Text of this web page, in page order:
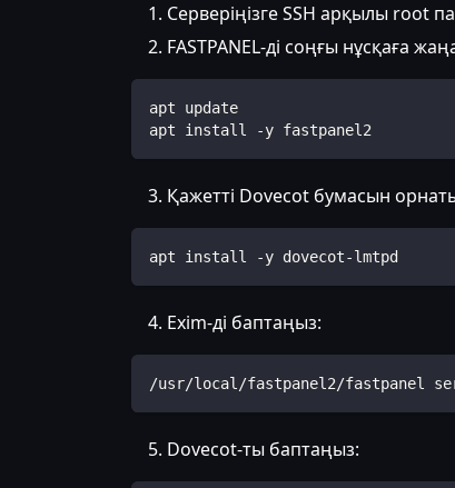
Серверіңізге SSH арқылы root
FASTPANEL-ді соңғы нұсқаға
apt update
apt install -y fastpanel2
Қажетті Dovecot бумасын
apt install -y dovecot-lmtpd
Exim-ді баптаңыз:
/usr/local/fastpanel2/fastpanel
Dovecot-ты баптаңыз: